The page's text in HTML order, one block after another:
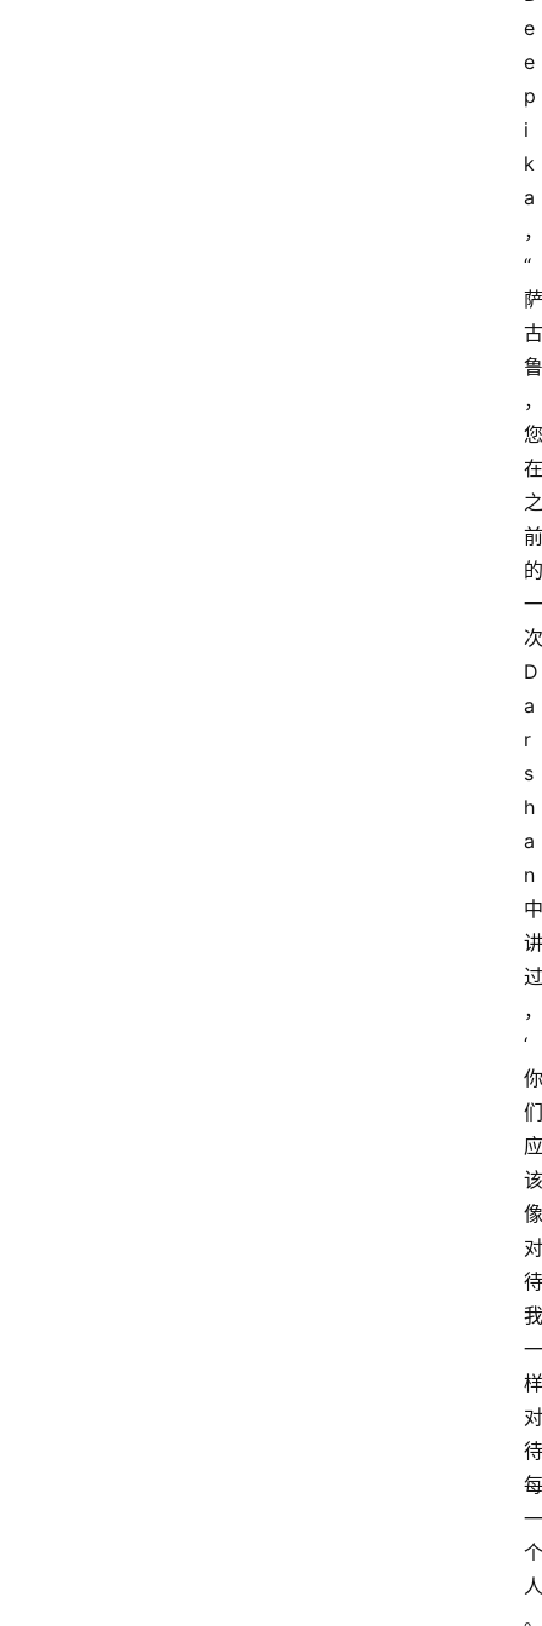
e
e
p
i
k
a
，
“
萨
古
鲁
，
您
在
之
前
的
一
次
D
a
r
s
h
a
n
中
讲
过
，
‘
你
们
应
该
像
对
待
我
一
样
对
待
每
一
个
人
。